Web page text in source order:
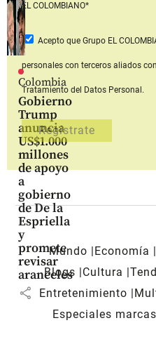
Colombia
Gobierno
Trump
anuncia
US$1.000
millones
de apoyo
a
gobierno
de De la
Espriella
y
promete
revisar
aranceles
share
EL COLOMBIANO*
Acepto que Grupo EL
personales con terceros aliados
Tratamiento del Datos Personal.
Mundo Economía
Blogs
Cultura
Entretenimiento
Especiales